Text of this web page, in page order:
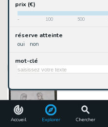
Accueil Explorer Chercher
prix (€)
- 100 500
réserve atteinte
oui non
mot-clé
Cera, Joaquã­n